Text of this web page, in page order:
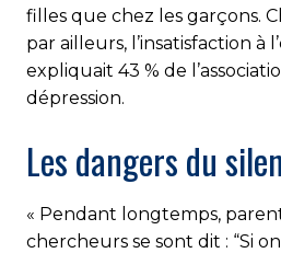
filles que chez les garçons.
par ailleurs, l’insatisfaction à
expliquait 43 % de
dépression.
Les dangers du
« Pendant longtemps,
chercheurs se sont dit : “Si